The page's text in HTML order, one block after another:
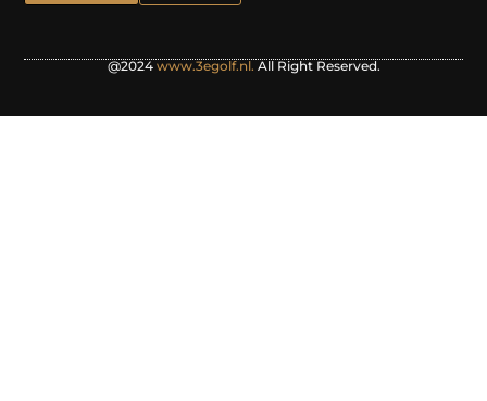
@2024www.3egolf.nl.All Right Reserved.